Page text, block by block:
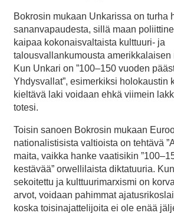
Bokrosin mukaan Unkarissa on turha
sananvapaudesta, sillä maan
kaipaa kokonaisvaltaista kulttuuri- ja
talousvallankumousta amerikkalaisen
Kun Unkari on ”100–150 vuoden
Yhdysvallat”, esimerkiksi holokaustin
kieltävä laki voidaan ehkä viimein
totesi.
Toisin sanoen Bokrosin mukaan
nationalistisista valtioista on tehtävä
maita, vaikka hanke vaatisikin
kestävää” orwellilaista diktatuuria.
sekoitettu ja kulttuurimarxismi on
arvot, voidaan pahimmat
koska toisinajattelijoita ei ole enää